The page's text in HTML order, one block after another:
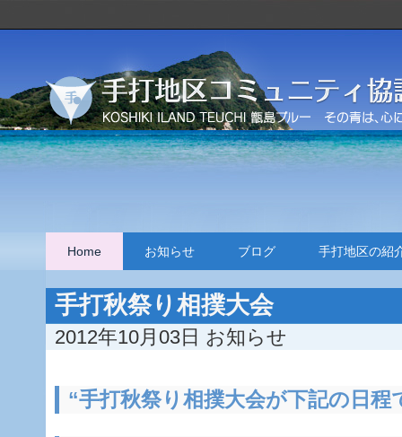
Home お知らせ ブログ 手打地区の紹
手打秋祭り相撲大会
2012年10月03日 お知らせ
“手打秋祭り相撲大会が下記の日程